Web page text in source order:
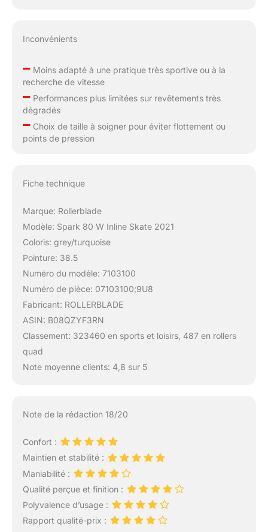
Inconvénients
–Moins adapté à une pratique très sportive ou à la
recherche de vitesse
–Performances plus limitées sur revêtements très
dégradés
–Choix de taille à soigner pour éviter flottement ou
points de pression
Fiche technique
Marque: Rollerblade
Modèle: Spark 80 W Inline Skate 2021
Coloris: grey/turquoise
Pointure: 38.5
Numéro du modèle: 7103100
Numéro de pièce: 07103100;9U8
Fabricant: ROLLERBLADE
ASIN: B08QZYF3RN
Classement: 323460 en sports et loisirs, 487 en rollers
quad
Note moyenne clients: 4,8 sur 5
Note de la rédaction 18/20
Confort :
Maintien et stabilité :
Maniabilité :
Qualité perçue et finition :
Polyvalence d’usage :
Rapport qualité-prix :